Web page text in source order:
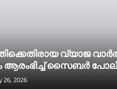
വ്യാജ
സൈബര്‍
26, 2026